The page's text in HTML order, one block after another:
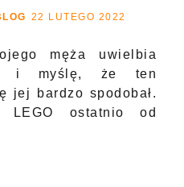
22 LUTEGO 2022
męża uwielbia
i myślę, że ten
jej bardzo spodobał.
ostatnio od